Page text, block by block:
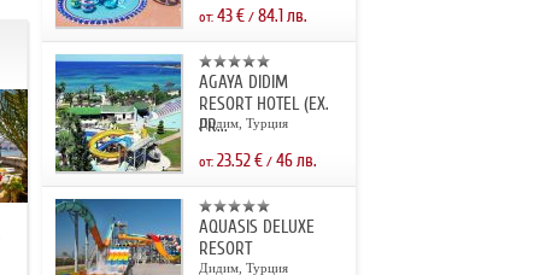
от: 43€/ 84.1лв.
AGAYA DIDIM
RESORT HOTEL (EX.
PR...
Дидим, Турция
от: 23.52€/ 46лв.
AQUASIS DELUXE
RESORT
Дидим, Турция